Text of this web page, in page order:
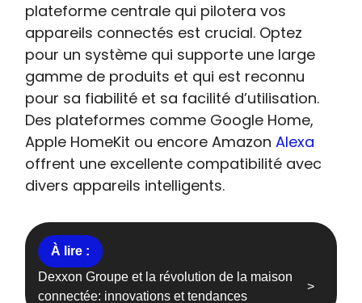
plateforme centrale qui pilotera vos
appareils connectés est crucial. Optez
pour un système qui supporte une large
gamme de produits et qui est reconnu
pour sa fiabilité et sa facilité d’utilisation.
Des plateformes comme Google Home,
Apple HomeKit ou encore AmazonAlexa
offrent une excellente compatibilité avec
divers appareils intelligents.
Dexxon Groupe et la révolution de la maison
connectée: innovations et tendances